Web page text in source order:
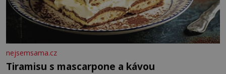
nejsemsama.cz
Tiramisu s mascarpone a kávou